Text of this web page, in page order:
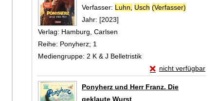
Verfasser: Luhn, Usch (Verfasser)
Jahr: [2023]
Verlag: Hamburg, Carlsen
Reihe: Ponyherz; 1
Mediengruppe: 2 K & J Belletristik
nicht verfügbar
Exemplar-Details
Ponyherz und Herr Franz. Die
geklaute Wurst